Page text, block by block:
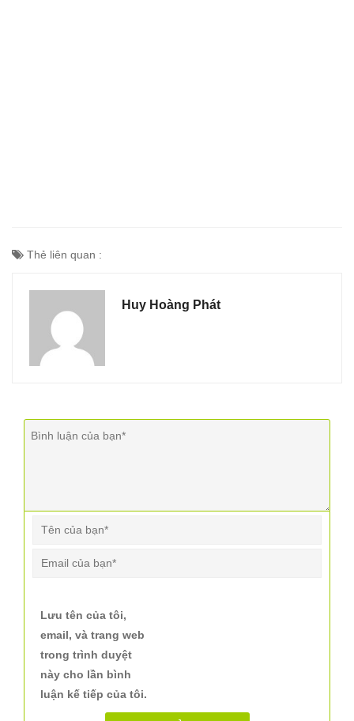
Thẻ liên quan :
Huy Hoàng Phát
Lưu tên của tôi,
email, và trang web
trong trình duyệt
này cho lần bình
luận kế tiếp của tôi.